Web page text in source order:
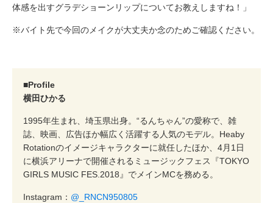
体感を出すグラデショーンリップについてお教えしますね！」
※バイト先で今回のメイクが大丈夫か念のためご確認ください。
■Profile
横田ひかる
1995年生まれ、埼玉県出身。“るんちゃん”の愛称で、雑
誌、映画、広告ほか幅広く活躍する人気のモデル。Heaby
Rotationのイメージキャラクターに就任したほか、4月1日
に横浜アリーナで開催されるミュージックフェス『TOKYO
GIRLS MUSIC FES.2018』でメインMCを務める。
Instagram： @_RNCN950805